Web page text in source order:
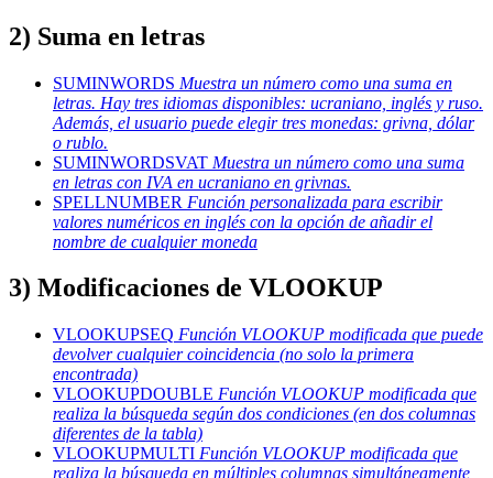
2) Suma en letras
SUMINWORDS Muestra un número como una suma en
letras. Hay tres idiomas disponibles: ucraniano, inglés y ruso.
Además, el usuario puede elegir tres monedas: grivna, dólar
o rublo.
SUMINWORDSVAT Muestra un número como una suma
en letras con IVA en ucraniano en grivnas.
SPELLNUMBER Función personalizada para escribir
valores numéricos en inglés con la opción de añadir el
nombre de cualquier moneda
3) Modificaciones de VLOOKUP
VLOOKUPSEQ Función VLOOKUP modificada que puede
devolver cualquier coincidencia (no solo la primera
encontrada)
VLOOKUPDOUBLE Función VLOOKUP modificada que
realiza la búsqueda según dos condiciones (en dos columnas
diferentes de la tabla)
VLOOKUPMULTI Función VLOOKUP modificada que
realiza la búsqueda en múltiples columnas simultáneamente